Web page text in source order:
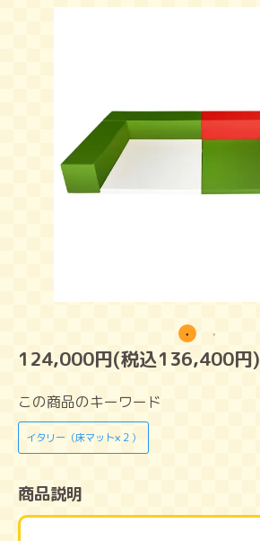
124,000円(税込136,400円)
この商品のキーワード
イタリー（床マット×２）
商品説明